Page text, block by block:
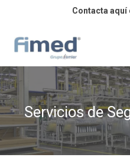
Contacta
Servicios de